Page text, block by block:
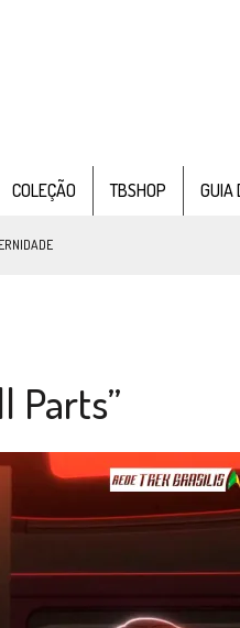
COLEÇÃO TBSHOP GUIA
ESTREIA
Parts”